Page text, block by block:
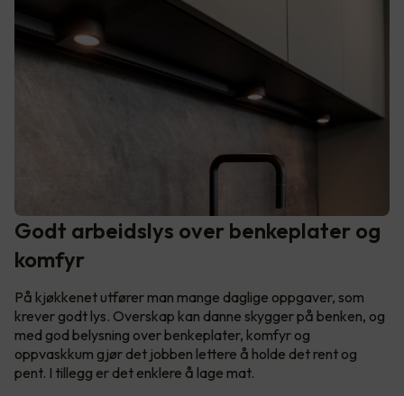
Godt arbeidslys over benkeplater og
komfyr
På kjøkkenet utfører man mange daglige oppgaver, som
krever godt lys. Overskap kan danne skygger på benken, og
med god belysning over benkeplater, komfyr og
oppvaskkum gjør det jobben lettere å holde det rent og
pent. I tillegg er det enklere å lage mat.